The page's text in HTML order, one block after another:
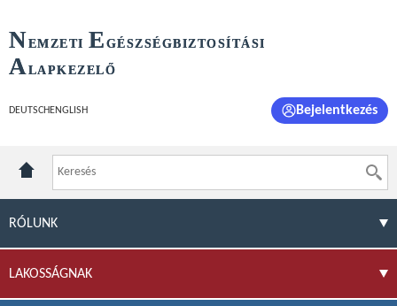
NEMZETI E GÉSZSÉGBIZTOSÍTÁSI
ALAPKEZELŐ
DEUTSCH ENGLISH Bejelentkezés
RÓLUNK
LAKOSSÁGNAK